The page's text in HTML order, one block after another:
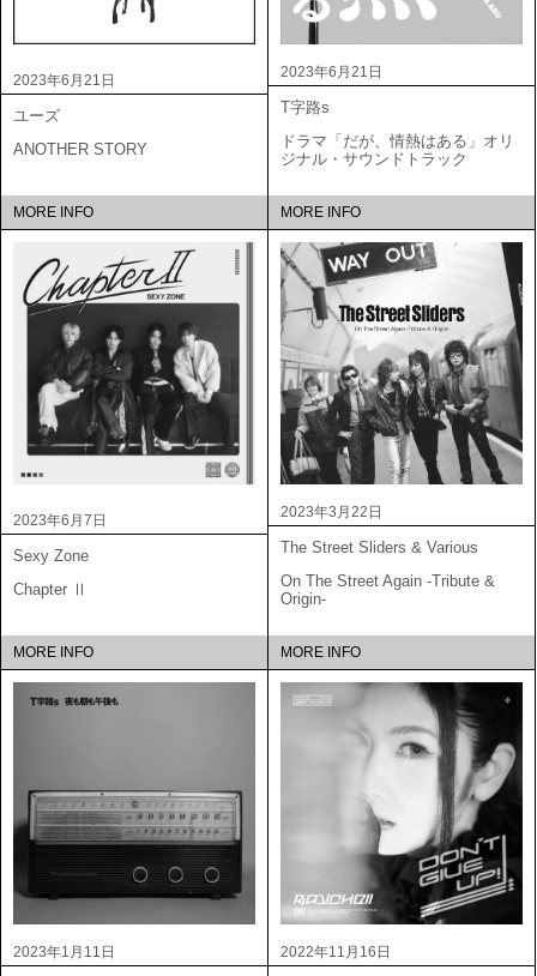
2023年6月21日
ユーズ
ANOTHER STORY
MORE INFO
2023年6月21日
T字路s
ドラマ「だが、情熱はある」オリ
ジナル・サウンドトラック
MORE INFO
2023年6月7日
Sexy Zone
Chapter Ⅱ
MORE INFO
2023年3月22日
The Street Sliders & Various
On The Street Again -Tribute &
Origin-
MORE INFO
2023年1月11日 2022年11月16日